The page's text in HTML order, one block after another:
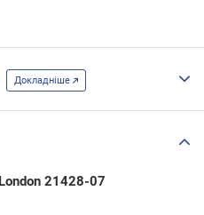
Докладніше
21428-07